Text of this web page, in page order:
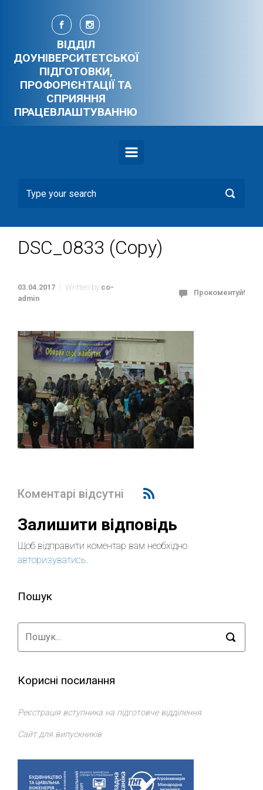
Skip to main content
ВІДДІЛ
ДОУНІВЕРСИТЕТСЬКОЇ
ПІДГОТОВКИ,
ПРОФОРІЄНТАЦІЇ ТА
СПРИЯННЯ
ПРАЦЕВЛАШТУВАННЮ
DSC_0833 (Copy)
03.04.2017 Written by co-
admin
Прокоментуй!
Коментарі відсутні
Залишити відповідь
Щоб відправити коментар вам необхідно
авторизуватись.
Пошук
Корисні посилання
Реєстрація вступника на підготовче відділення
Сайт для випускників